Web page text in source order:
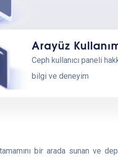
Arayüz
Ceph kullanıcı paneli
bilgi ve deneyim
bir arada sunan ve